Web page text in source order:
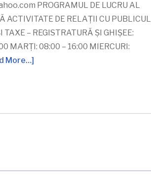
PROGRAMUL DE LUCRU AL
ACTIVITATE DE RELAŢII CU PUBLICUL
– REGISTRATURĂ ŞI GHIŞEE:
MARŢI: 08:00 – 16:00 MIERCURI:
More…]